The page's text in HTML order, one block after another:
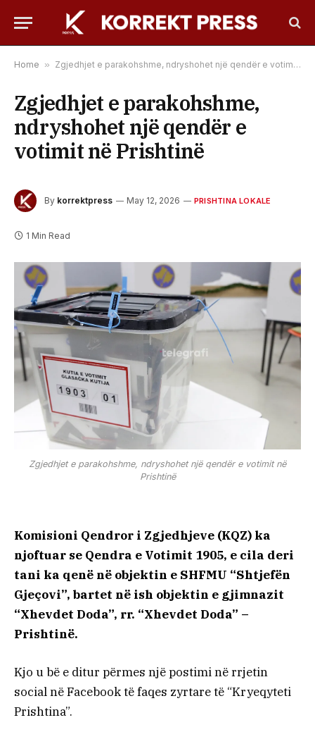
Home » Zgjedhjet e parakohshme, ndryshohet një qendër e votimit në Prishtinë
Zgjedhjet e parakohshme,
ndryshohet një qendër e
votimit në Prishtinë
By korrektpress May 12, 2026 PRISHTINA LOKALE
1 Min Read
Zgjedhjet e parakohshme, ndryshohet një qendër e votimit në
Prishtinë
Komisioni Qendror i Zgjedhjeve (KQZ) ka
njoftuar se Qendra e Votimit 1905, e cila deri
tani ka qenë në objektin e SHFMU “Shtjefën
Gjeçovi”, bartet në ish objektin e gjimnazit
“Xhevdet Doda”, rr. “Xhevdet Doda” –
Prishtinë.
Kjo u bë e ditur përmes një postimi në rrjetin
social në Facebook të faqes zyrtare të “Kryeqyteti
Prishtina”.